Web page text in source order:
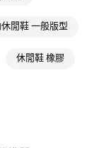
閒鞋 一般版型
休閒鞋 橡膠